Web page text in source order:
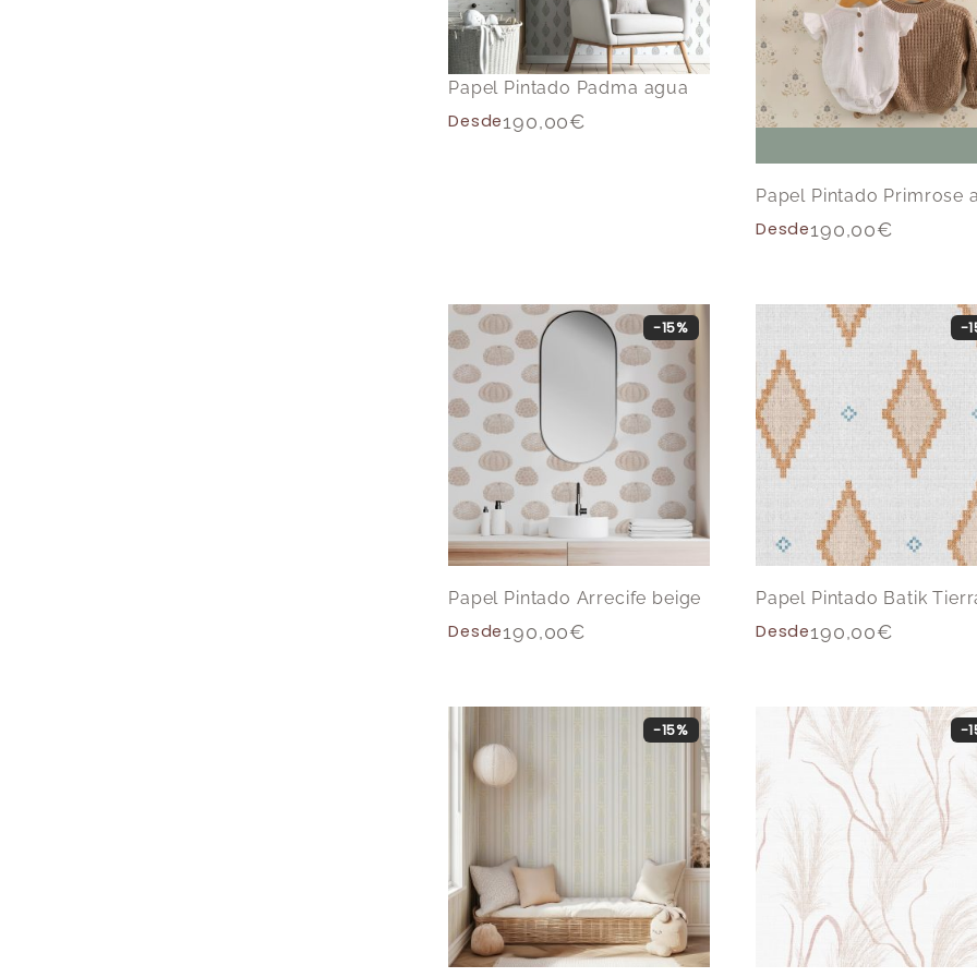
Papel Pintado Padma agua
Desde190,00€
Papel Pintado Primrose
Desde190,00€
Papel Pintado Arrecife beige
Desde190,00€
-15%
Papel Pintado Batik
Desde190,00€
-
-15% -